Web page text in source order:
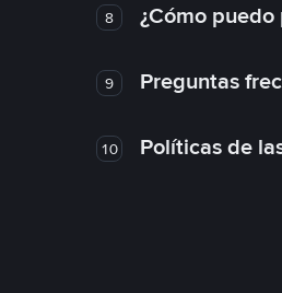
8 ¿Cómo
9 Preguntas
10 Políticas de